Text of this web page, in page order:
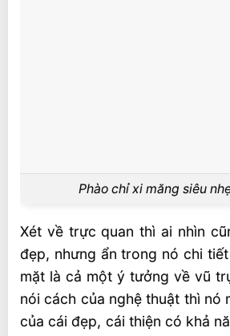
Phào chỉ xi măng siêu
Xét về trực quan thì ai nhìn
đẹp, nhưng ẩn trong nó chi
mặt là cả một ý tưởng về vũ
nói cách của nghệ thuật thì nó
của cái đẹp, cái thiện có khả